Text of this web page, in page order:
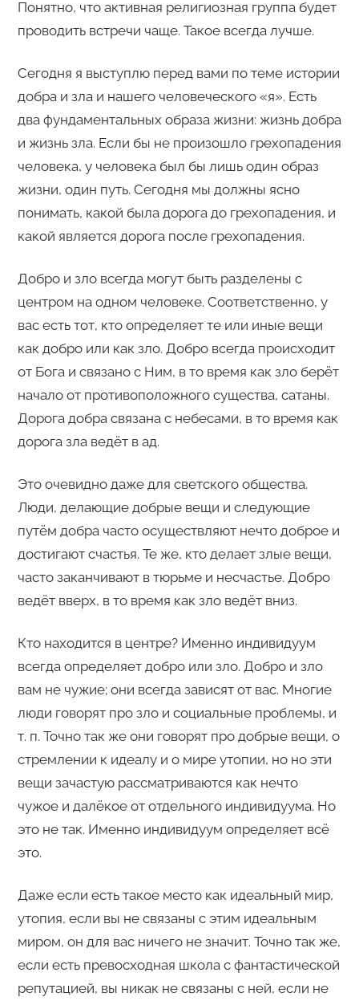
Понятно, что активная религиозная группа будет
проводить встречи чаще. Такое всегда лучше.
Сегодня я выступлю перед вами по теме истории
добра и зла и нашего человеческого «я». Есть
два фундаментальных образа жизни: жизнь добра
и жизнь зла. Если бы не произошло грехопадения
человека, у человека был бы лишь один образ
жизни, один путь. Сегодня мы должны ясно
понимать, какой была дорога до грехопадения, и
какой является дорога после грехопадения.
Добро и зло всегда могут быть разделены с
центром на одном человеке. Соответственно, у
вас есть тот, кто определяет те или иные вещи
как добро или как зло. Добро всегда происходит
от Бога и связано с Ним, в то время как зло берёт
начало от противоположного существа, сатаны.
Дорога добра связана с небесами, в то время как
дорога зла ведёт в ад.
Это очевидно даже для светского общества.
Люди, делающие добрые вещи и следующие
путём добра часто осуществляют нечто доброе и
достигают счастья. Те же, кто делает злые вещи,
часто заканчивают в тюрьме и несчастье. Добро
ведёт вверх, в то время как зло ведёт вниз.
Кто находится в центре? Именно индивидуум
всегда определяет добро или зло. Добро и зло
вам не чужие; они всегда зависят от вас. Многие
люди говорят про зло и социальные проблемы, и
т. п. Точно так же они говорят про добрые вещи, о
стремлении к идеалу и о мире утопии, но но эти
вещи зачастую рассматриваются как нечто
чужое и далёкое от отдельного индивидуума. Но
это не так. Именно индивидуум определяет всё
это.
Даже если есть такое место как идеальный мир,
утопия, если вы не связаны с этим идеальным
миром, он для вас ничего не значит. Точно так же,
если есть превосходная школа с фантастической
репутацией, вы никак не связаны с ней, если не